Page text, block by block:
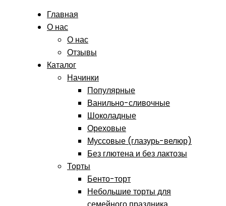
Главная
О нас
О нас
Отзывы
Каталог
Начинки
Популярные
Ванильно-сливочные
Шоколадные
Ореховые
Муссовые (глазурь-велюр)
Без глютена и без лактозы
Торты
Бенто-торт
Небольшие торты для